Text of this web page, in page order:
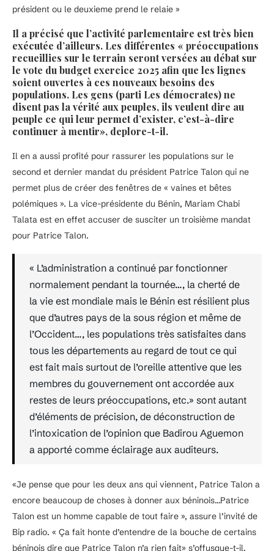
président ou le deuxieme prend le relaie »
Il a précisé que l’activité parlementaire est très bien
exécutée d’ailleurs. Les différentes « préoccupations
recueillies sur le terrain seront versées au débat sur
le vote du budget exercice 2025 afin que les lignes
soient ouvertes à ces nouveaux besoins des
populations. Les gens (parti Les démocrates) ne
disent pas la vérité aux peuples, ils veulent dire au
peuple ce qui leur permet d’exister, c’est-à-dire
continuer à mentir», deplore-t-il.
Il en a aussi profité pour rassurer les populations sur le
second et dernier mandat du président Patrice Talon qui ne
permet plus de créer des fenêtres de « vaines et bêtes
polémiques ». La vice-présidente du Bénin, Mariam Chabi
Talata est en effet accuser de susciter un troisième mandat
pour Patrice Talon.
« L’administration a continué par fonctionner
normalement pendant la tournée…, la cherté de
la vie est mondiale mais le Bénin est résilient plus
que d’autres pays de la sous région et même de
l’Occident…, les populations très satisfaites dans
tous les départements au regard de tout ce qui
est fait mais surtout de l’oreille attentive que les
membres du gouvernement ont accordée aux
restes de leurs préoccupations, etc.» sont autant
d’éléments de précision, de déconstruction de
l’intoxication de l’opinion que Badirou Aguemon
a apporté comme éclairage aux auditeurs.
«Je pense que pour les deux ans qui viennent, Patrice Talon a
encore beaucoup de choses à donner aux béninois…Patrice
Talon est un homme capable de tout faire », assure l’invité de
Bip radio. « Ça fait honte d’entendre de la bouche de certains
béninois dire que Patrice Talon n’a rien fait» s’offusque-t-il.